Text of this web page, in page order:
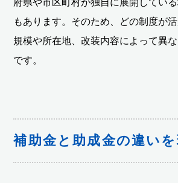
もあります。そのため、どの制度が
規模や所在地、改装内容によって異
です。
補助金と助成金の違い